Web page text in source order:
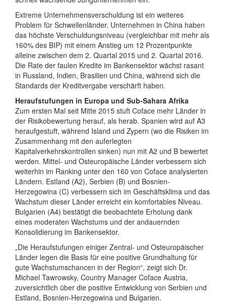
Extreme Unternehmensverschuldung ist ein weiteres
Problem für Schwellenländer. Unternehmen in China haben
das höchste Verschuldungsniveau (vergleichbar mit mehr als
160% des BIP) mit einem Anstieg um 12 Prozentpunkte
alleine zwischen dem 2. Quartal 2015 und 2. Quartal 2016.
Die Rate der faulen Kredite im Bankensektor wächst rasant
in Russland, Indien, Brasilien und China, während sich die
Standards der Kreditvergabe verschärft haben.
Heraufstufungen in Europa und Sub-Sahara Afrika
Zum ersten Mal seit Mitte 2015 stuft Coface mehr Länder in
der Risikobewertung herauf, als herab. Spanien wird auf A3
heraufgestuft, während Island und Zypern (wo die Risiken im
Zusammenhang mit den auferlegten
Kapitalverkehrskontrollen sinken) nun mit A2 und B bewertet
werden. Mittel- und Osteuropäische Länder verbessern sich
weiterhin im Ranking unter den 160 von Coface analysierten
Ländern. Estland (A2), Serbien (B) und Bosnien-
Herzegowina (C) verbessern sich im Geschäftsklima und das
Wachstum dieser Länder erreicht ein komfortables Niveau.
Bulgarien (A4) bestätigt die beobachtete Erholung dank
eines moderaten Wachstums und der andauernden
Konsolidierung im Bankensektor.
„Die Heraufstufungen einiger Zentral- und Osteuropäischer
Länder legen die Basis für eine positive Grundhaltung für
gute Wachstumschancen in der Region“, zeigt sich Dr.
Michael Tawrowsky, Country Manager Coface Austria,
zuversichtlich über die positive Entwicklung von Serbien und
Estland, Bosnien-Herzegowina und Bulgarien.